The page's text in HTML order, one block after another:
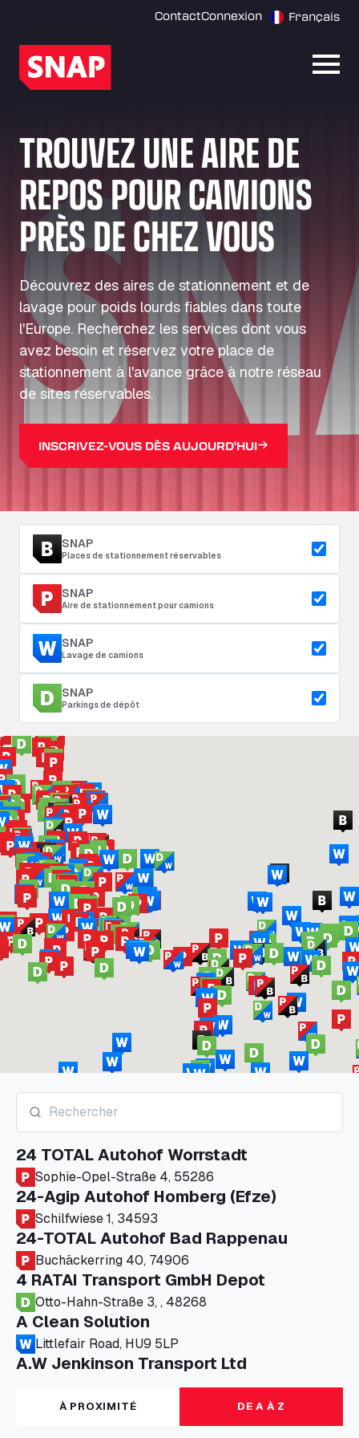
ContactConnexion Français
TROUVEZ UNE AIRE DE
REPOS POUR CAMIONS
PRÈS DE CHEZ VOUS
Découvrez des aires de stationnement et de
lavage pour poids lourds fiables dans toute
l'Europe. Recherchez les services dont vous
avez besoin et réservez votre place de
stationnement à l'avance grâce à notre réseau
de sites réservables.
INSCRIVEZ-VOUS DÈS AUJOURD'HUI
SNAP
Places de stationnement réservables
SNAP
Aire de stationnement pour camions
SNAP
Lavage de camions
SNAP
Parkings de dépôt
24 TOTAL Autohof Worrstadt
Sophie-Opel-Straße 4, 55286
24-Agip Autohof Homberg (Efze)
Schilfwiese 1, 34593
24-TOTAL Autohof Bad Rappenau
Buchäckerring 40, 74906
4 RATAI Transport GmbH Depot
Otto-Hahn-Straße 3, , 48268
A Clean Solution
Littlefair Road, HU9 5LP
A.W Jenkinson Transport Ltd
Progress House, ME11 5GA
A+G Nettetal - Depot Parking
Am Panneschopp 7, 41334
À PROXIMITÉ DE A À Z